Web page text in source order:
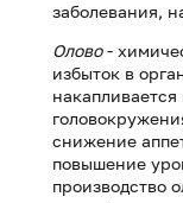
заболевания,
Олово-
избыток в
снижение
повышение
производство